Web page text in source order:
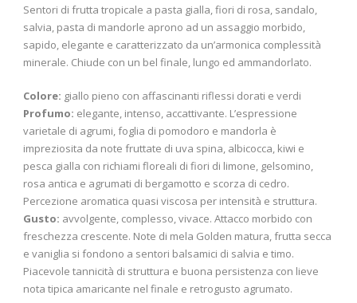
Sentori di frutta tropicale a pasta gialla, fiori di rosa, sandalo,
salvia, pasta di mandorle aprono ad un assaggio morbido,
sapido, elegante e caratterizzato da un’armonica complessità
minerale. Chiude con un bel finale, lungo ed ammandorlato.
Colore: giallo pieno con affascinanti riflessi dorati e verdi
Profumo: elegante, intenso, accattivante. L’espressione
varietale di agrumi, foglia di pomodoro e mandorla è
impreziosita da note fruttate di uva spina, albicocca, kiwi e
pesca gialla con richiami floreali di fiori di limone, gelsomino,
rosa antica e agrumati di bergamotto e scorza di cedro.
Percezione aromatica quasi viscosa per intensità e struttura.
Gusto: avvolgente, complesso, vivace. Attacco morbido con
freschezza crescente. Note di mela Golden matura, frutta secca
e vaniglia si fondono a sentori balsamici di salvia e timo.
Piacevole tannicità di struttura e buona persistenza con lieve
nota tipica amaricante nel finale e retrogusto agrumato.